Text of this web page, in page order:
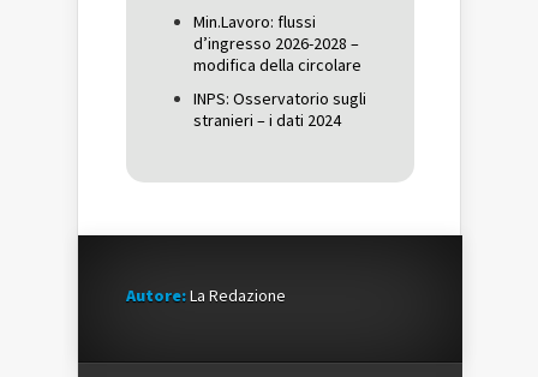
Min.Lavoro: flussi
d’ingresso 2026-2028 –
modifica della circolare
INPS: Osservatorio sugli
stranieri – i dati 2024
Autore:La Redazione